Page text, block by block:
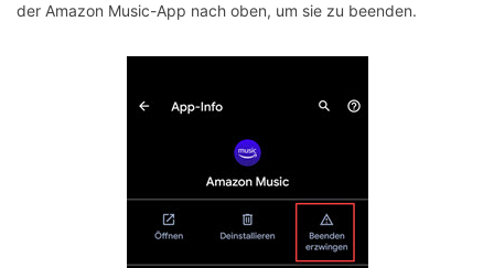
der Amazon Music-App nach oben, um sie zu beenden.